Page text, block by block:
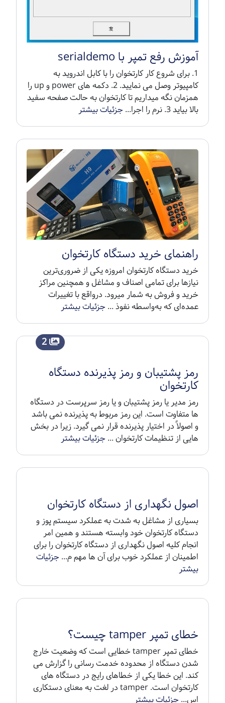
آموزش رفع تمپر با serialdemo
1. برای شروع کار کارتخوان را با کابل اندروید به
کامپیوتر وصل می نمایید. 2. دکمه های power و up را
همزمان نگه میداریم تا کارتخوان به حالت صفحه سفید
بالا بیاید 3. نرم را اجرا...
جزئیات بیشتر
راهنمای خرید دستگاه کارتخوان
خرید دستگاه کارتخوان امروزه یکی از ضروری‌ترین
نیازها برای تمامی اصناف و مشاغل و همچنین مراکز
خرید و فروش به شمار میرود. درواقع با تغییرات
عمده‌ای که به‌واسطه نفوذ ...جزئیات بیشتر
2
رمز پشتیبان و رمز پذیرنده دستگاه
کارتخوان
رمز مدیر یا رمز پشتیبان و یا رمز سرپرست در دستگاه
هایی از تنظیمات کارتخوان ...جزئیات بیشتر
اصول نگهداری از دستگاه کارتخوان
بسیاری از مشاغل به شدت به عملکرد سیستم پوز و
دستگاه کارتخوان خود وابسته هستند و همین امر
انجام کلیه اصول نگهداری از دستگاه کارتخوان را برای
اطمینان از عملکرد خوب برای آن ها مهم م... جزئیات
بیشتر